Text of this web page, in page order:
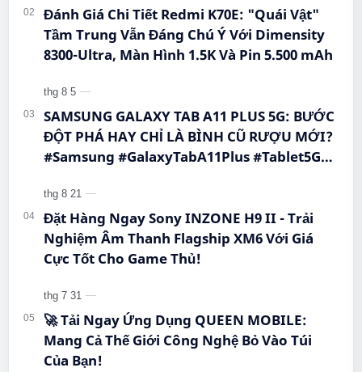
Đánh Giá Chi Tiết Redmi K70E: "Quái Vật"
Tầm Trung Vẫn Đáng Chú Ý Với Dimensity
8300-Ultra, Màn Hình 1.5K Và Pin 5.500 mAh
SAMSUNG GALAXY TAB A11 PLUS 5G: BƯỚC
ĐỘT PHÁ HAY CHỈ LÀ BÌNH CŨ RƯỢU MỚI?
#Samsung #GalaxyTabA11Plus #Tablet5G
Đặt Hàng Ngay Sony INZONE H9 II - Trải
Nghiệm Âm Thanh Flagship XM6 Với Giá
Cực Tốt Cho Game Thủ!
🚀 Tải Ngay Ứng Dụng QUEEN MOBILE:
Mang Cả Thế Giới Công Nghệ Bỏ Vào Túi
Của Bạn!